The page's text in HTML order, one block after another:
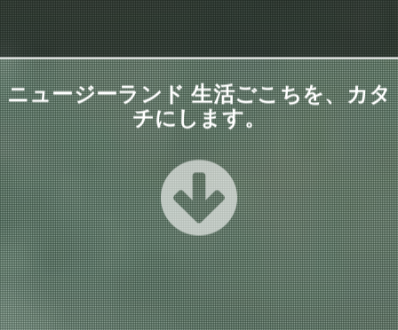
ニュージーランド 生活ごこちを、カタ
チにします。